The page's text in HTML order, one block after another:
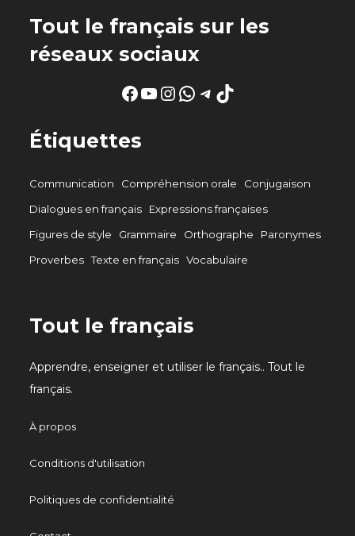
Tout le français sur les
réseaux sociaux
Facebook
YouTube
Instagram
WhatsApp
Telegram
TikTok
Étiquettes
Communication Compréhension orale
Conjugaison
Dialogues en français
Expressions françaises
Figures de style
Grammaire Orthographe
Paronymes
Proverbes Texte en français Vocabulaire
Tout le français
Apprendre, enseigner et utiliser le français.. Tout le
français.
À propos
Conditions d'utilisation
Politiques de confidentialité